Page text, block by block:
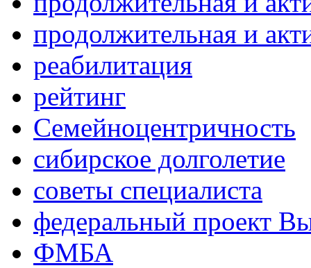
продолжительная и
реабилитация
рейтинг
Семейноцентричность
сибирское долголетие
советы специалиста
федеральный проект
ФМБА